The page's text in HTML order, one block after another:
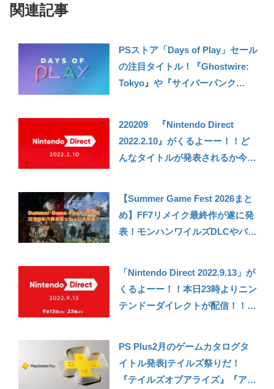
関連記事
PSストア「Days of Play」セール
の注目タイトル！『Ghostwire:
Tokyo』や『サイバーパンク
220209 『Nintendo Direct
2022.2.10』がくるよーー！！ど
んなタイトルが発表されるか今の
【Summer Game Fest 2026まと
め】FF7リメイク最終作が遂に発
表！モンハンワイルズDLCやバイ
「Nintendo Direct 2022.9.13」が
くるよーー！！本日23時よりニン
テンドーダイレクトが配信！！ど
PS Plus2月のゲームカタログタ
イトル発表|テイルズ祭りだ！
『テイルズオブアライズ』『アウ